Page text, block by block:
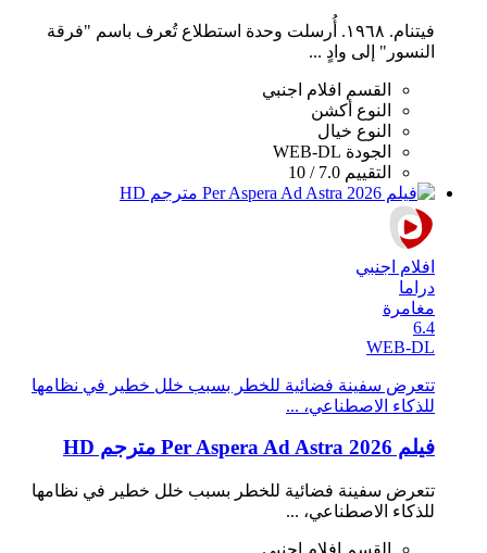
فيتنام. ١٩٦٨. أُرسلت وحدة استطلاع تُعرف باسم "فرقة
النسور" إلى وادٍ ...
القسم
افلام اجنبي
النوع أكشن
النوع خيال
الجودة WEB-DL
التقييم 7.0 / 10
افلام اجنبي
دراما
مغامرة
6.4
WEB-DL
تتعرض سفينة فضائية للخطر بسبب خلل خطير في نظامها
للذكاء الاصطناعي، ...
فيلم Per Aspera Ad Astra 2026 مترجم HD
تتعرض سفينة فضائية للخطر بسبب خلل خطير في نظامها
للذكاء الاصطناعي، ...